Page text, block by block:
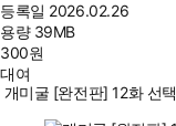
등록일 2026.02.26
용량 39MB
300원
대여
개미굴 [완전판] 12화 선택